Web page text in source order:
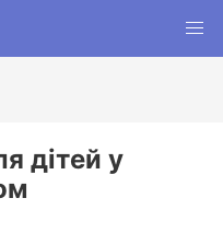
дітей у